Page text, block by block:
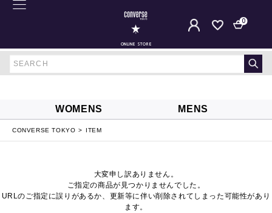
ONLINE STORE
0
WOMENS MENS
CONVERSE TOKYO ITEM
大変申し訳ありません。
ご指定の商品が見つかりませんでした。
URLのご指定に誤りがあるか、更新等に伴い削除されてしまった可能性があり
ます。